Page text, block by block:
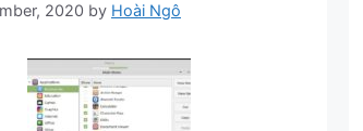
2020 by Hoài Ngô